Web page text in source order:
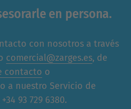
en persona.
con nosotros a través
comercial@zarges.es, de
contacto o
a nuestro Servicio de
93 729 6380.